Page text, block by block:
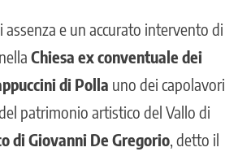
assenza e un accurato intervento di
Chiesa ex conventuale dei
di Polla uno dei capolavori
patrimonio artistico del Vallo di
di Giovanni De Gregorio, detto il